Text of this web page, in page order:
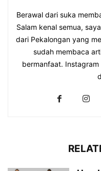
Berawal dari suka
Salam kenal semua,
dari Pekalongan yang
sudah membaca
bermanfaat.